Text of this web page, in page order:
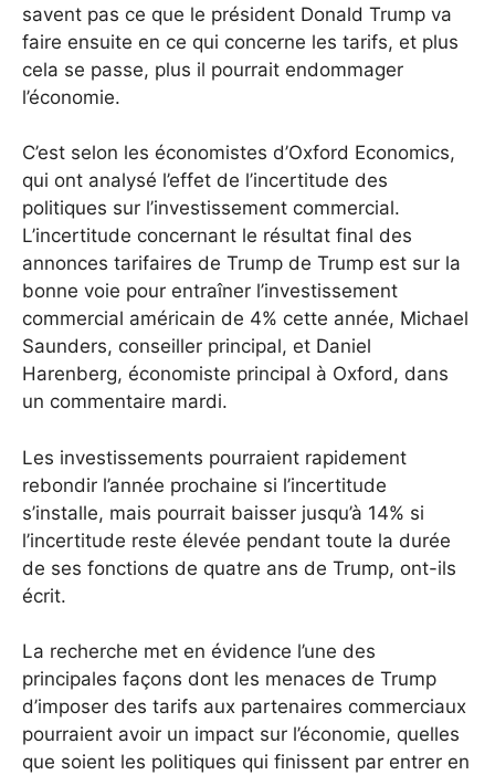
savent pas ce que le président Donald Trump va
faire ensuite en ce qui concerne les tarifs, et plus
cela se passe, plus il pourrait endommager
l’économie.
C’est selon les économistes d’Oxford Economics,
qui ont analysé l’effet de l’incertitude des
politiques sur l’investissement commercial.
L’incertitude concernant le résultat final des
annonces tarifaires de Trump de Trump est sur la
bonne voie pour entraîner l’investissement
commercial américain de 4% cette année, Michael
Saunders, conseiller principal, et Daniel
Harenberg, économiste principal à Oxford, dans
un commentaire mardi.
Les investissements pourraient rapidement
rebondir l’année prochaine si l’incertitude
s’installe, mais pourrait baisser jusqu’à 14% si
l’incertitude reste élevée pendant toute la durée
de ses fonctions de quatre ans de Trump, ont-ils
écrit.
La recherche met en évidence l’une des
principales façons dont les menaces de Trump
d’imposer des tarifs aux partenaires commerciaux
pourraient avoir un impact sur l’économie, quelles
que soient les politiques qui finissent par entrer en